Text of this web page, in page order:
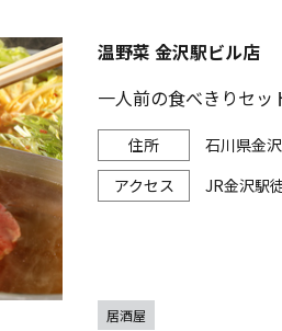
温野菜 金沢駅ビル店
一人前の食べきりセッ
石川県金
JR金沢駅
居酒屋